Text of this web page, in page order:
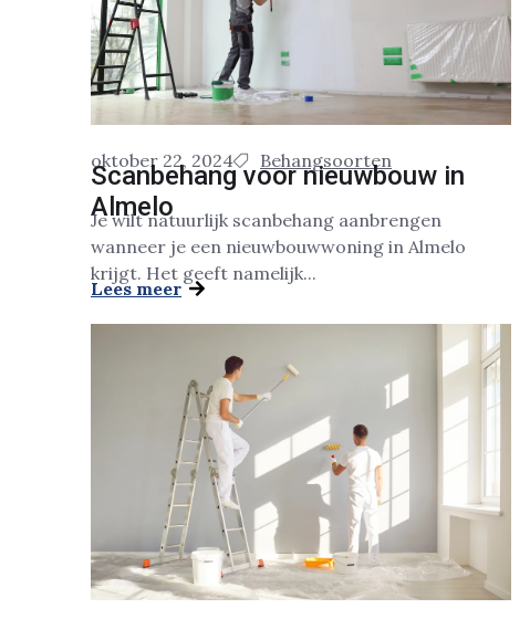
oktober 22, 2024 Behangsoorten
Scanbehang voor nieuwbouw in
Almelo
Je wilt natuurlijk scanbehang aanbrengen
wanneer je een nieuwbouwwoning in Almelo
krijgt. Het geeft namelijk...
Lees meer